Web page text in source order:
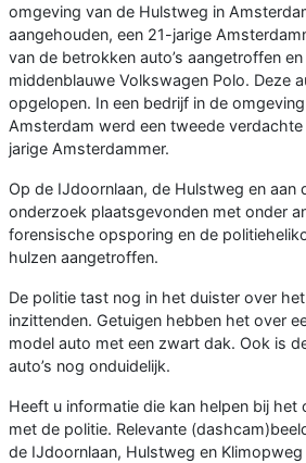
omgeving van de Hulstweg in
aangehouden, een 21-jarige
van de betrokken auto’s aangetroffen
middenblauwe Volkswagen Polo. Deze
opgelopen. In een bedrijf in de
Amsterdam werd een tweede
jarige Amsterdammer.
Op de IJdoornlaan, de Hulstweg en aan
onderzoek plaatsgevonden met onder
forensische opsporing en de
hulzen aangetroffen.
De politie tast nog in het duister over
inzittenden. Getuigen hebben het over
model auto met een zwart dak. Ook is
auto’s nog onduidelijk.
Heeft u informatie die kan helpen bij het
met de politie. Relevante
de IJdoornlaan, Hulstweg en Klimopweg